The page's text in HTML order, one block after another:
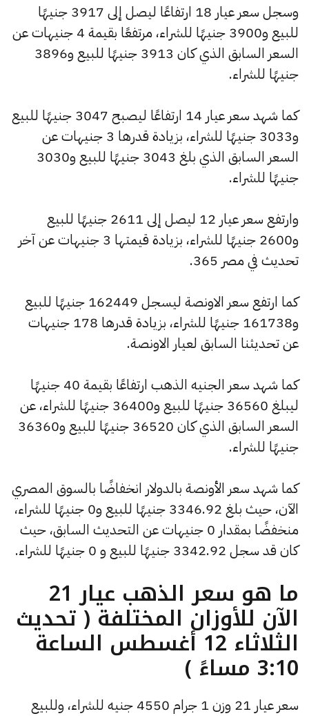
وسجل سعر عيار 18 ارتفاعًا ليصل إلى 3917 جنيهًا
للبيع و3900 جنيهًا للشراء، مرتفعًا بقيمة 4 جنيهات عن
السعر السابق الذي كان 3913 جنيهًا للبيع و3896
جنيهًا للشراء.
كما شهد سعر عيار 14 ارتفاعًا ليصبح 3047 جنيهًا للبيع
و3033 جنيهًا للشراء، بزيادة قدرها 3 جنيهات عن
السعر السابق الذي بلغ 3043 جنيهًا للبيع و3030
جنيهًا للشراء.
وارتفع سعر عيار 12 ليصل إلى 2611 جنيهًا للبيع
و2600 جنيهًا للشراء، بزيادة قيمتها 3 جنيهات عن آخر
تحديث في مصر 365.
كما ارتفع سعر الاونصة ليسجل 162449 جنيهًا للبيع
و161738 جنيهًا للشراء، بزيادة قدرها 178 جنيهات
عن تحديثنا السابق لعيار الاونصة.
كما شهد سعر الجنيه الذهب ارتفاعًا بقيمة 40 جنيهًا
ليبلغ 36560 جنيهًا للبيع و36400 جنيهًا للشراء، عن
السعر السابق الذي كان 36520 جنيهًا للبيع و36360
جنيهًا للشراء.
كما شهد سعر الأونصة بالدولار انخفاضًا بالسوق المصري
الآن، حيث بلغ 3346.92 جنيهًا للبيع و0 جنيهًا للشراء،
منخفضًا بمقدار 0 جنيهات عن التحديث السابق، حيث
كان قد سجل 3342.92 جنيهًا للبيع و 0 جنيهًا للشراء.
ما هو سعر الذهب عيار 21
الآن للأوزان المختلفة ( تحديث
الثلاثاء 12 أغسطس الساعة
3:10 مساءً )
سعر عيار 21 وزن 1 جرام 4550 جنيه للشراء، وللبيع